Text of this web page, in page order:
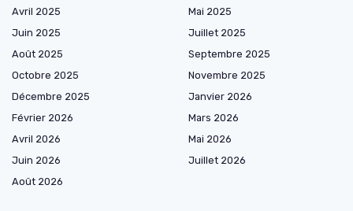
Avril 2025
Mai 2025
Juin 2025
Juillet 2025
Août 2025
Septembre 2025
Octobre 2025
Novembre 2025
Décembre 2025
Janvier 2026
Février 2026
Mars 2026
Avril 2026
Mai 2026
Juin 2026
Juillet 2026
Août 2026